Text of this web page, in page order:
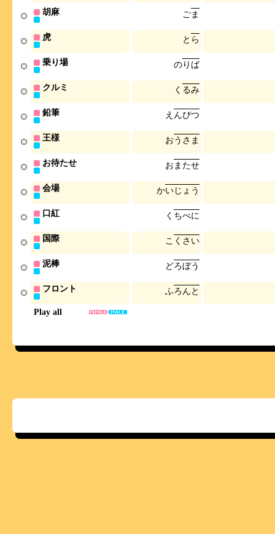
Play all
胡麻 ごま
虎 と ら
乗り場 のり ば
クルミ く るみ
鉛筆 え んぴつ
王様 おう さ ま
お待たせ お ま たせ
会場 かいじ ょ う
口紅 く ちべに
国際 こ く さ い
泥棒 どろぼう
フロント ふろ んと